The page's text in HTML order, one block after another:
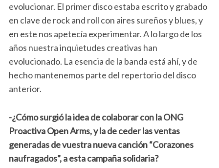
evolucionar. El primer disco estaba escrito y grabado
en clave de rock and roll con aires sureños y blues, y
en este nos apetecía experimentar. A lo largo de los
años nuestra inquietudes creativas han
evolucionado. La esencia de la banda está ahí, y de
hecho mantenemos parte del repertorio del disco
anterior.
-¿Cómo surgió la idea de colaborar con la ONG
Proactiva Open Arms, y la de ceder las ventas
generadas de vuestra nueva canción “Corazones
naufragados”, a esta campaña solidaria?